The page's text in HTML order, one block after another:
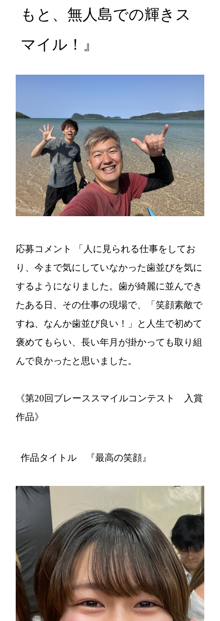
もと、無人島での輝きス
マイル！』
応募コメント
「人に見られる仕事をしてお
り、今まで気にしていなかった歯並びを気に
するようになりました。歯が綺麗に並んでき
たある日、その仕事の現場で、「笑顔素敵で
すね、なんか歯並び良い！」と人生で初めて
褒めてもらい、長い年月が掛かっても取り組
んで良かったと思いました。
《第20回ブレーススマイルコンテスト 入賞
作品》
作品タイトル 『最高の笑顔』